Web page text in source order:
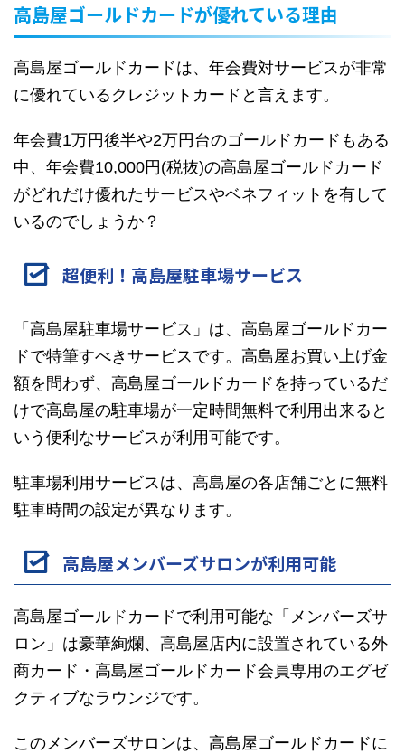
高島屋ゴールドカードが優れている理由
高島屋ゴールドカードは、年会費対サービスが非常
に優れているクレジットカードと言えます。
年会費1万円後半や2万円台のゴールドカードもある
中、年会費10,000円(税抜)の高島屋ゴールドカード
がどれだけ優れたサービスやベネフィットを有して
いるのでしょうか？
超便利！高島屋駐車場サービス
「高島屋駐車場サービス」は、高島屋ゴールドカー
ドで特筆すべきサービスです。高島屋お買い上げ金
額を問わず、高島屋ゴールドカードを持っているだ
けで高島屋の駐車場が一定時間無料で利用出来ると
いう便利なサービスが利用可能です。
駐車場利用サービスは、高島屋の各店舗ごとに無料
駐車時間の設定が異なります。
高島屋メンバーズサロンが利用可能
高島屋ゴールドカードで利用可能な「メンバーズサ
ロン」は豪華絢爛、高島屋店内に設置されている外
商カード・高島屋ゴールドカード会員専用のエグゼ
クティブなラウンジです。
このメンバーズサロンは、高島屋ゴールドカードに